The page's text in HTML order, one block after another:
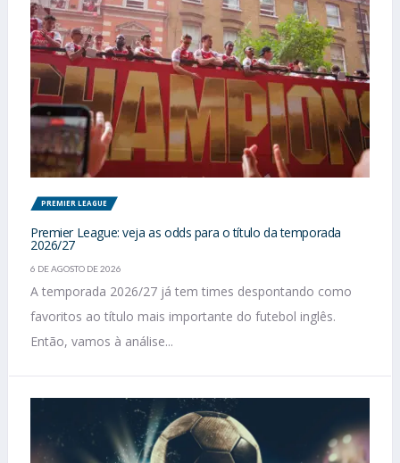
PREMIER LEAGUE
Premier League: veja as odds para o título da temporada
2026/27
6 DE AGOSTO DE 2026
A temporada 2026/27 já tem times despontando como
favoritos ao título mais importante do futebol inglês.
Então, vamos à análise...